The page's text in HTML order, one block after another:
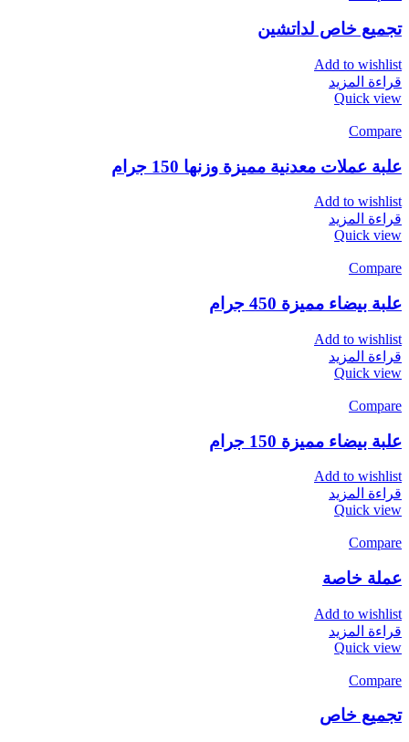
تجميع خاص لداتشين
Add to wishlist
قراءة المزيد
Quick view
Compare
علبة عملات معدنية مميزة وزنها 150 جرام
Add to wishlist
قراءة المزيد
Quick view
Compare
علبة بيضاء مميزة 450 جرام
Add to wishlist
قراءة المزيد
Quick view
Compare
علبة بيضاء مميزة 150 جرام
Add to wishlist
قراءة المزيد
Quick view
Compare
عملة خاصة
Add to wishlist
قراءة المزيد
Quick view
Compare
تجميع خاص